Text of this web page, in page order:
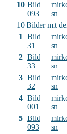
10 Bild
093
sn
10 Bilder mit
1
Bild
31
sn
2 Bild
33
sn
3 Bild
32
sn
4 Bild
001
sn
5 Bild
093
sn